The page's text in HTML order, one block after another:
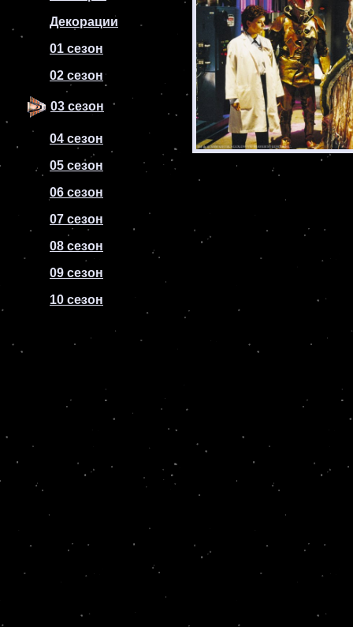
Декорации
01 сезон
02 сезон
03 сезон
04 сезон
05 сезон
06 сезон
07 сезон
08 сезон
09 сезон
10 сезон